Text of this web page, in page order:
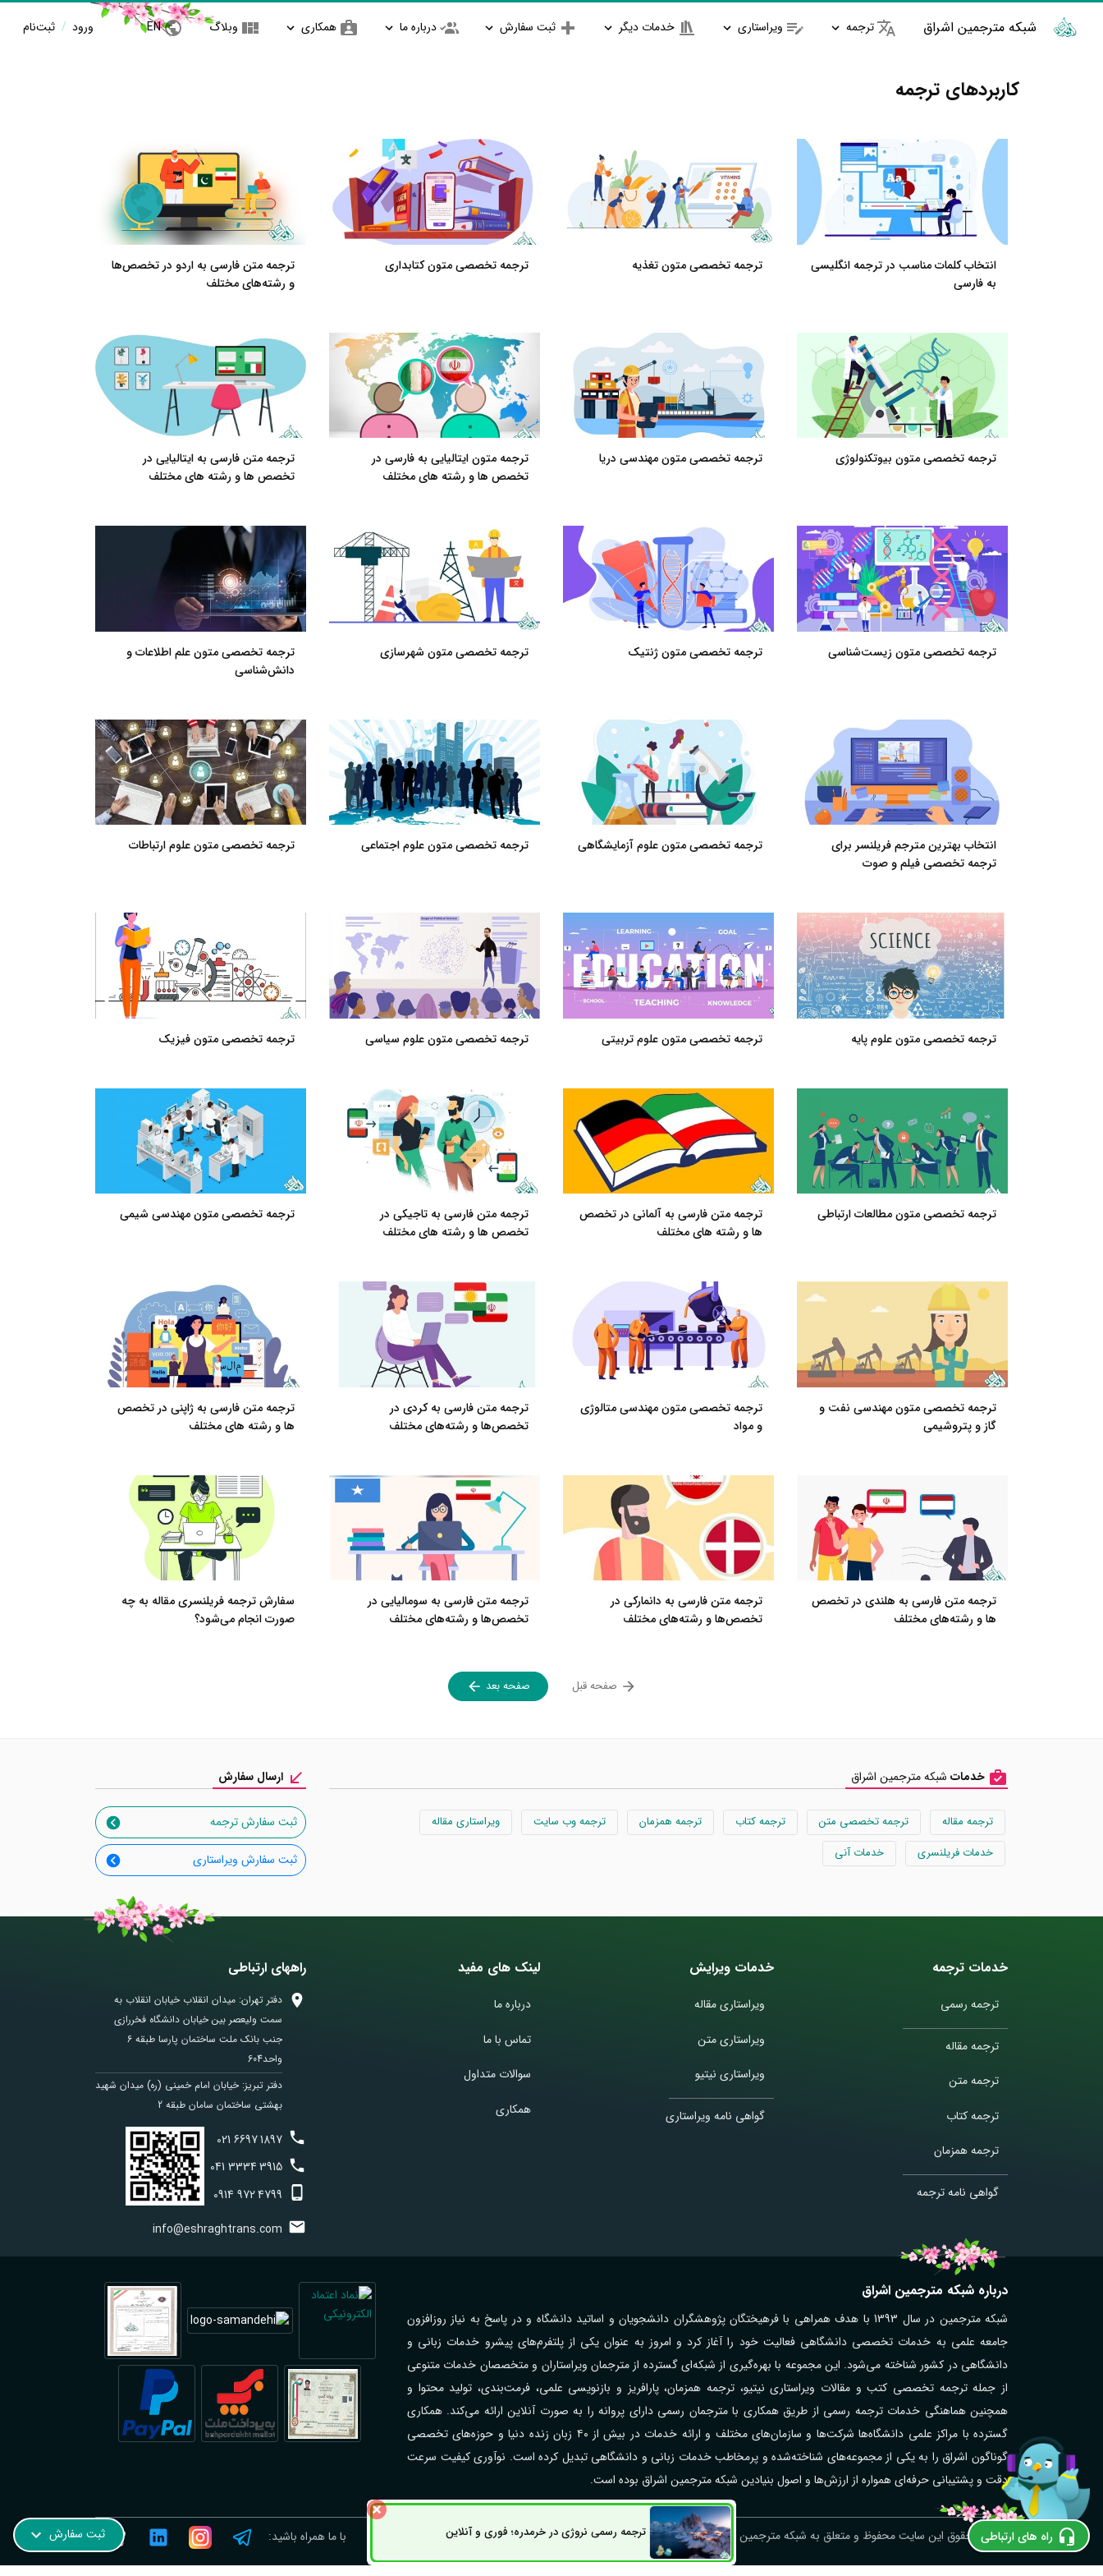
شبکه مترجمین اشراق ترجمه ویراستاری خدمات دیگر ثبت سفارش درباره ما همکاری وبلاگ EN ورود / ثبت‌نام
کاربردهای ترجمه
انتخاب کلمات مناسب در ترجمه انگلیسی
به فارسی
ترجمه تخصصی متون تغذیه ترجمه تخصصی متون کتابداری
ترجمه متن فارسی به اردو در تخصص‌ها
و رشته‌های مختلف
ترجمه تخصصی متون بیوتکنولوژی ترجمه تخصصی متون مهندسی دریا
ترجمه متون ایتالیایی به فارسی در
تخصص ها و رشته های مختلف
ترجمه متن فارسی به ایتالیایی در
تخصص ها و رشته های مختلف
ترجمه تخصصی متون زیست‌شناسی ترجمه تخصصی متون ژنتیک ترجمه تخصصی متون شهرسازی
ترجمه تخصصی متون علم اطلاعات و
دانش‌شناسی
انتخاب بهترین مترجم فریلنسر برای
ترجمه تخصصی فیلم و صوت
ترجمه تخصصی متون علوم آزمایشگاهی ترجمه تخصصی متون علوم اجتماعی ترجمه تخصصی متون علوم ارتباطات
ترجمه تخصصی متون علوم پایه ترجمه تخصصی متون علوم تربیتی ترجمه تخصصی متون علوم سیاسی ترجمه تخصصی متون فیزیک
ترجمه تخصصی متون مطالعات ارتباطی
ترجمه متن فارسی به آلمانی در تخصص
ها و رشته های مختلف
ترجمه متن فارسی به تاجیکی در
تخصص ها و رشته های مختلف
ترجمه تخصصی متون مهندسی شیمی
ترجمه تخصصی متون مهندسی نفت و
گاز و پتروشیمی
ترجمه تخصصی متون مهندسی متالوژی
و مواد
ترجمه متن فارسی به کردی در
تخصص‌ها و رشته‌های مختلف
ترجمه متن فارسی به ژاپنی در تخصص
ها و رشته های مختلف
ترجمه متن فارسی به هلندی در تخصص
ها و رشته‌های مختلف
ترجمه متن فارسی به دانمارکی در
تخصص‌ها و رشته‌های مختلف
ترجمه متن فارسی به سومالیایی در
تخصص‌ها و رشته‌های مختلف
سفارش ترجمه فریلنسری مقاله به چه
صورت انجام می‌شود؟
صفحه قبل صفحه بعد
خدمات شبکه مترجمین اشراق
ترجمه مقاله ترجمه تخصصی متن ترجمه کتاب ترجمه همزمان ترجمه وب سایت
ویراستاری مقاله
خدمات فریلنسری
خدمات آنی
ارسال سفارش
ثبت سفارش ترجمه
ثبت سفارش ویراستاری
خدمات ترجمه
ترجمه رسمی
ترجمه مقاله
ترجمه متن
ترجمه کتاب
ترجمه همزمان
گواهی نامه ترجمه
خدمات ویرایش
ویراستاری مقاله
ویراستاری متن
ویراستاری نیتیو
گواهی نامه ویراستاری
لینک های مفید
درباره ما
تماس با ما
سوالات متداول
همکاری
راههای ارتباطی
دفتر تهران: میدان انقلاب خیابان انقلاب به
سمت ولیعصر بین خیابان دانشگاه فخررازی
جنب بانک ملت ساختمان پارسا طبقه 6
واحد604
دفتر تبریز: خیابان امام خمینی (ره) میدان شهید
بهشتی ساختمان سامان طبقه 2
021 66971897
041 33343915
0914 9724799
info@eshraghtrans.com
درباره شبکه مترجمین اشراق
شبکه مترجمین در سال 1393 با هدف همراهی با فرهیختگان پژوهشگران دانشجویان و اساتید دانشگاه و در پاسخ به نیاز روزافزون
جامعه علمی به خدمات تخصصی دانشگاهی فعالیت خود را آغاز کرد و امروز به عنوان یکی از پلتفرم‌های پیشرو خدمات زبانی و
دانشگاهی در کشور شناخته می‌شود. این مجموعه با بهره‌گیری از شبکه‌ای گسترده از مترجمان ویراستاران و متخصصان خدمات متنوعی
از جمله ترجمه تخصصی کتب و مقالات ویراستاری نیتیو، ترجمه همزمان، پارافریز و بازنویسی علمی، فرمت‌بندی، تولید محتوا و
همچنین هماهنگی خدمات ترجمه رسمی از طریق همکاری با مترجمان رسمی دارای پروانه را به صورت آنلاین ارائه می‌کند. همکاری
گسترده با مراکز علمی دانشگاه‌ها شرکت‌ها و سازمان‌های مختلف و ارائه خدمات در بیش از ۴۰ زبان زنده دنیا و حوزه‌های تخصصی
گوناگون اشراق را به یکی از مجموعه‌های شناخته‌شده و پرمخاطب خدمات زبانی و دانشگاهی تبدیل کرده است. نوآوری کیفیت سرعت
دقت و پشتیبانی حرفه‌ای همواره از ارزش‌ها و اصول بنیادین شبکه مترجمین اشراق بوده است.
© کلیه حقوق این سایت محفوظ و متعلق به شبکه مترجمین اشراق می‌باشد. با ما همراه باشید: ترجمه رسمی نروژی در اهر؛ فوری و آنلاین ترجمه رسمی نروژی در خرمدره؛ فوری و آنلاین ترجمه رسمی نروژی در فیروزآباد؛ فوری و آنلاینثبت سفارش راه های ارتباطی